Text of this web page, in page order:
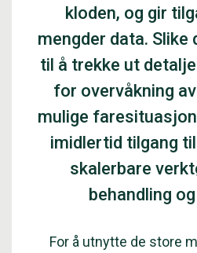
kloden, og gir
mengder data. Slike
til å trekke ut
for overvåkning
mulige
imidlertid tilgang
skalerbare
behandling
For å utnytte de store